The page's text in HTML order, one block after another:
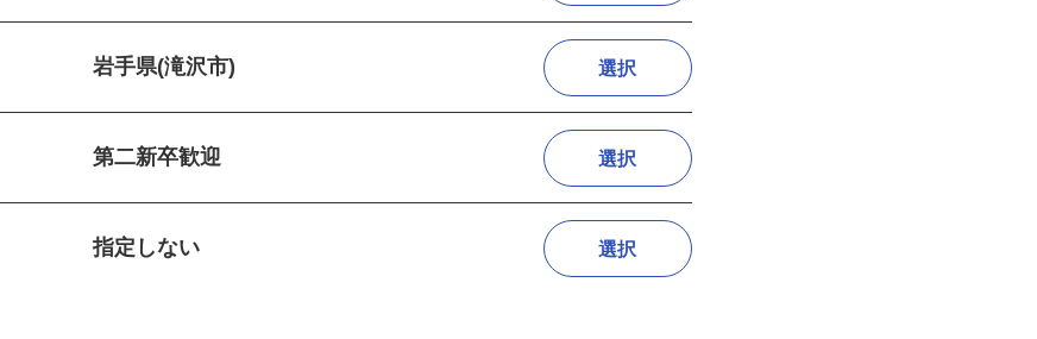
岩手県(滝沢市) 選択
第二新卒歓迎 選択
指定しない 選択